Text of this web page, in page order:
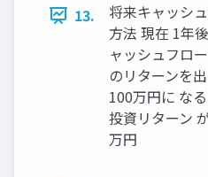
13.
将来キャッシ
方法 現在 1年
ャッシュフロ
のリターンを
100万円に な
投資リターン
万円